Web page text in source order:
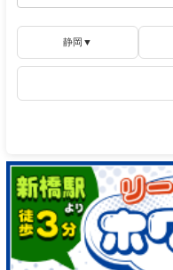
静岡▼